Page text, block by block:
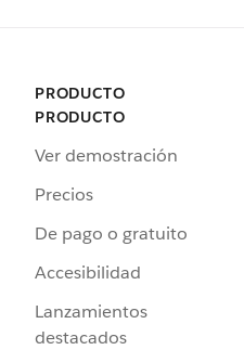
PRODUCTO
PRODUCTO
Ver demostración
Precios
De pago o gratuito
Accesibilidad
Lanzamientos
destacados